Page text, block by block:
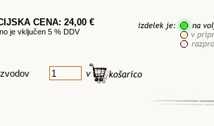
CENA: 24,00 €
je vključen 5 % DDV